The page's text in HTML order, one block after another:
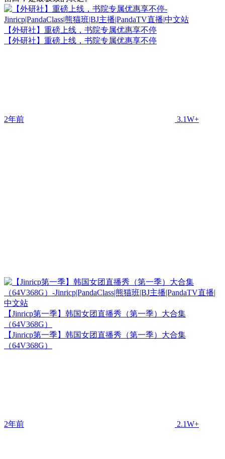
【外研社】重磅上线，书院专属优惠享不停
【外研社】重磅上线，书院专属优惠享不停
2年前 3.1W+
【Jinricp第一季】韩国女团直播秀（第一季）大合集
（64V368G）
【Jinricp第一季】韩国女团直播秀（第一季）大合集
（64V368G）
2年前 2.1W+